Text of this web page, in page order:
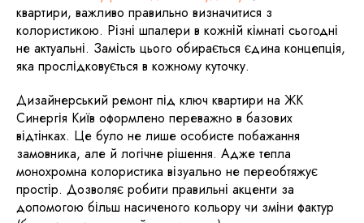
квартири, важливо правильно визначитися з
колористикою. Різні шпалери в кожній кімнаті сьогодні
не актуальні. Замість цього обирається єдина концепція,
яка прослідковується в кожному куточку.
Дизайнерський ремонт під ключ квартири на ЖК
Синергія Київ оформлено переважно в базових
відтінках. Це було не лише особисте побажання
замовника, але й логічне рішення. Адже тепла
монохромна колористика візуально не переобтяжує
простір. Дозволяє робити правильні акценти за
допомогою більш насиченого кольору чи зміни фактур